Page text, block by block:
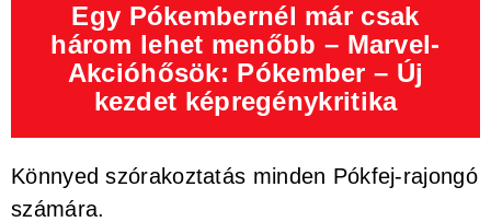
Egy Pókembernél már csak
három lehet menőbb – Marvel-
Akcióhősök: Pókember – Új
kezdet képregénykritika
Könnyed szórakoztatás minden Pókfej-rajongó
számára.